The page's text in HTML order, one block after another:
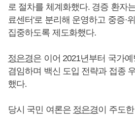
로 절차를 체계화했다. 경증 환자
료센터'로 분리해 운영하고 중증·
집중하도록 제도화했다.
정은경은 이어 2021년부터 국가
겸임하며 백신 도입 전략과 접종
했다.
당시 국민 여론은 정은경이 주도